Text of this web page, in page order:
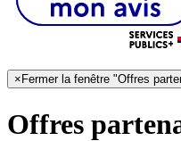
× Fermer la fenêtre "Offres
Offres